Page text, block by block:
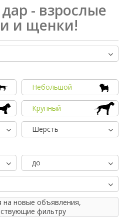
51 58 64 77
- взрослые
и щенки!
Небольшой
Крупный
Шерсть
до
на новые объявления,
фильтру